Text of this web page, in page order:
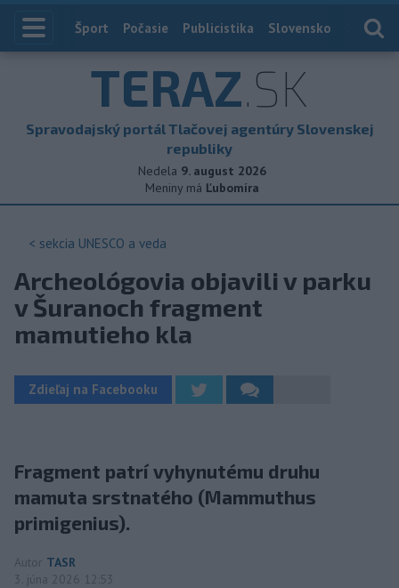
Index
Šport Počasie Publicistika Slovensko
TERAZ.SK
Spravodajský portál Tlačovej agentúry Slovenskej
republiky
Nedela 9. august 2026
Meniny má Ľubomíra
< sekcia UNESCO a veda
Archeológovia objavili v parku
v Šuranoch fragment
mamutieho kla
Zdieľaj na Facebooku
Fragment patrí vyhynutému druhu
mamuta srstnatého (Mammuthus
primigenius).
Autor TASR
3. júna 2026 12:53